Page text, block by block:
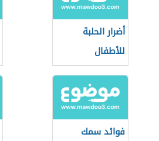
أضرار الحلبة
للأطفال
فوائد سمك